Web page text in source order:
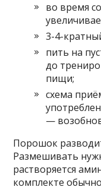
во время
3-4-
пить на
до
пищи;
схема
—
Порошок
Размешивать
растворяется
комплекте